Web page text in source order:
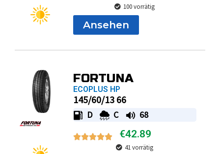
100 vorrätig
Ansehen
FORTUNA
ECOPLUS HP
145/60/13 66
D C 68
€42.89
41 vorrätig